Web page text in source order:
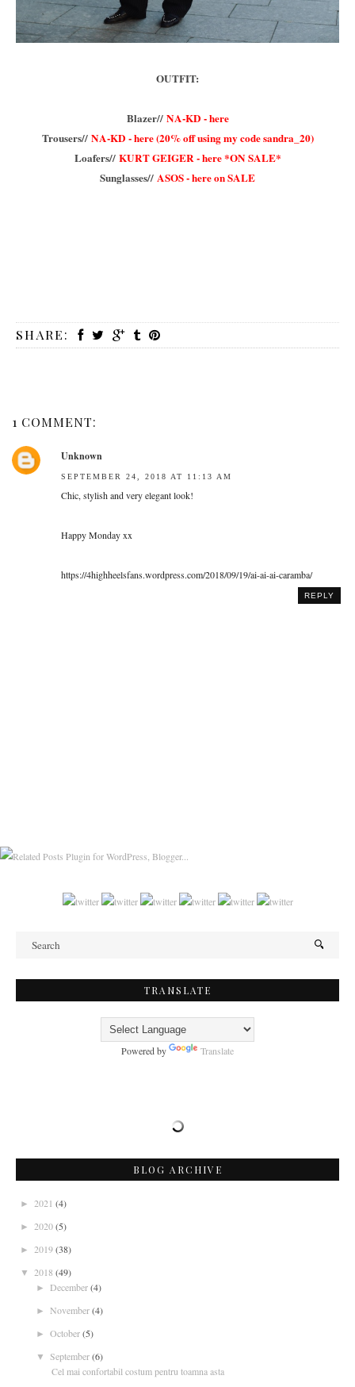
OUTFIT:
Blazer// NA-KD - here
Trousers// NA-KD - here (20% off using my code sandra_20)
Loafers// KURT GEIGER - here *ON SALE*
Sunglasses// ASOS - here on SALE
SHARE:
1 COMMENT:
Unknown
SEPTEMBER 24, 2018 AT 11:13 AM
Chic, stylish and very elegant look!
Happy Monday xx
https://4highheelsfans.wordpress.com/2018/09/19/ai-ai-ai-caramba/
REPLY
TRANSLATE
Powered by Translate
BLOG ARCHIVE
► 2021 (4)
► 2020(5)
► 2019(38)
▼ 2018 (49)
► December(4)
► November(4)
► October(5)
▼ September(6)
Cel mai confortabil costum pentru toamna asta